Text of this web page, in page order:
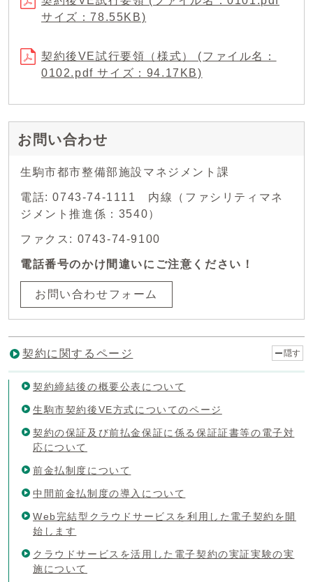
サイズ：78.55KB)
契約後VE試行要領（様式） (ファイル名：
0102.pdf サイズ：94.17KB)
お問い合わせ
生駒市都市整備部施設マネジメント課
電話: 0743-74-1111 内線（ファシリティマネ
ジメント推進係：3540）
ファクス: 0743-74-9100
電話番号のかけ間違いにご注意ください！
お問い合わせフォーム
契約に関するページ 隠す
契約締結後の概要公表について
生駒市契約後VE方式についてのページ
契約の保証及び前払金保証に係る保証証書等の電子対
応について
前金払制度について
中間前金払制度の導入について
Web完結型クラウドサービスを利用した電子契約を開
始します
クラウドサービスを活用した電子契約の実証実験の実
施について